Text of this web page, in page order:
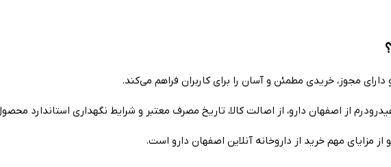
مجوز، خریدی مطمئن و آسان را برای کاربران فراهم می‌کند.
از اصفهان دارو، از اصالت کالا، تاریخ مصرف معتبر و شرایط نگهداری استاندارد
مزایای مهم خرید از داروخانه آنلاین اصفهان دارو است.